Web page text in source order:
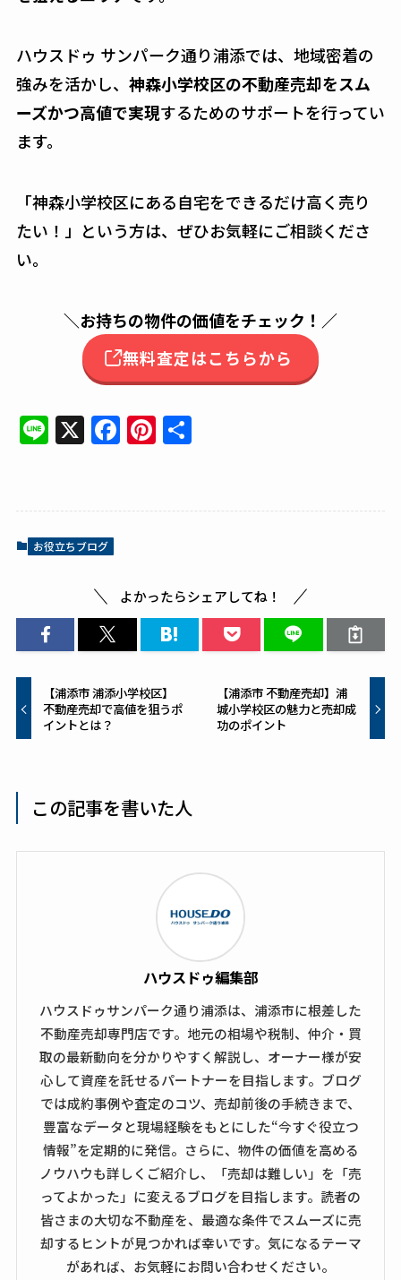
ハウスドゥ サンパーク通り浦添では、地域密着の
強みを活かし、 神森小学校区の不動産売却をスム
ーズかつ高値で実現するためのサポートを行ってい
ます。
「神森小学校区にある自宅をできるだけ高く売り
たい！」という方は、ぜひお気軽にご相談くださ
い。
＼お持ちの物件の価値をチェック！ ／
無料査定はこちらから
Li
n
X F
a
e
o
k
Pi
n
re
共
お役立ちブログ
よかったらシェアしてね！
【浦添市 浦添小学校区】
不動産売却で高値を狙うポ
イントとは？
【浦添市 不動産売却】浦
城小学校区の魅力と売却成
功のポイント
この記事を書いた人
ハウスドゥ編集部
ハウスドゥサンパーク通り浦添は、浦添市に根差した
不動産売却専門店です。地元の相場や税制、仲介・買
取の最新動向を分かりやすく解説し、オーナー様が安
心して資産を託せるパートナーを目指します。ブログ
では成約事例や査定のコツ、売却前後の手続きまで、
豊富なデータと現場経験をもとにした“今すぐ役立つ
情報”を定期的に発信。さらに、物件の価値を高める
ノウハウも詳しくご紹介し、「売却は難しい」を「売
ってよかった」に変えるブログを目指します。読者の
皆さまの大切な不動産を、最適な条件でスムーズに売
却するヒントが見つかれば幸いです。気になるテーマ
があれば、お気軽にお問い合わせください。